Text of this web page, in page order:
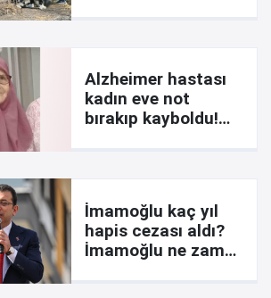
Alzheimer hastası
kadın eve not
bırakıp kayboldu!
İmamoğlu kaç yıl
hapis cezası aldı?
İmamoğlu ne zaman